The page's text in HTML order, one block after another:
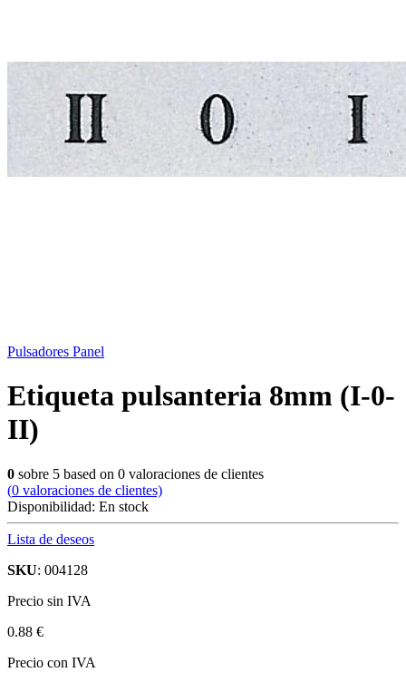
Pulsadores Panel
Etiqueta pulsanteria 8mm (I-0-
II)
0 sobre 5 based on 0 valoraciones de clientes
(0 valoraciones de clientes)
Disponibilidad: En stock
Lista de deseos
SKU: 004128
Precio sin IVA
0.88 €
Precio con IVA